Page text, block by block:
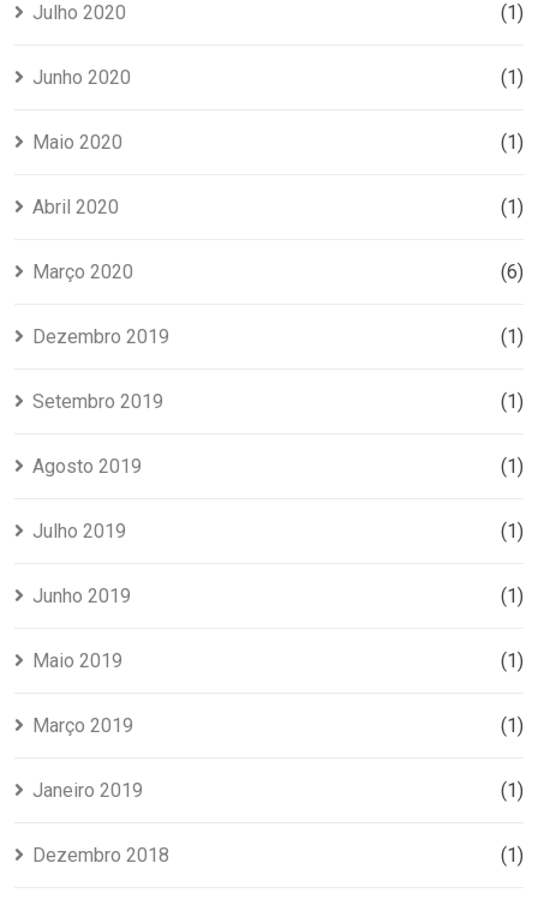
Julho 2020 (1)
Junho 2020 (1)
Maio 2020 (1)
Abril 2020 (1)
Março 2020 (6)
Dezembro 2019 (1)
Setembro 2019 (1)
Agosto 2019 (1)
Julho 2019 (1)
Junho 2019 (1)
Maio 2019 (1)
Março 2019 (1)
Janeiro 2019 (1)
Dezembro 2018 (1)